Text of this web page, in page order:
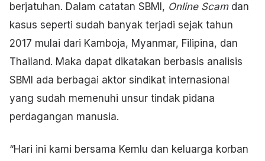
berjatuhan. Dalam catatan SBMI, Online Scam dan
kasus seperti sudah banyak terjadi sejak tahun
2017 mulai dari Kamboja, Myanmar, Filipina, dan
Thailand. Maka dapat dikatakan berbasis analisis
SBMI ada berbagai aktor sindikat internasional
yang sudah memenuhi unsur tindak pidana
perdagangan manusia.
“Hari ini kami bersama Kemlu dan keluarga korban